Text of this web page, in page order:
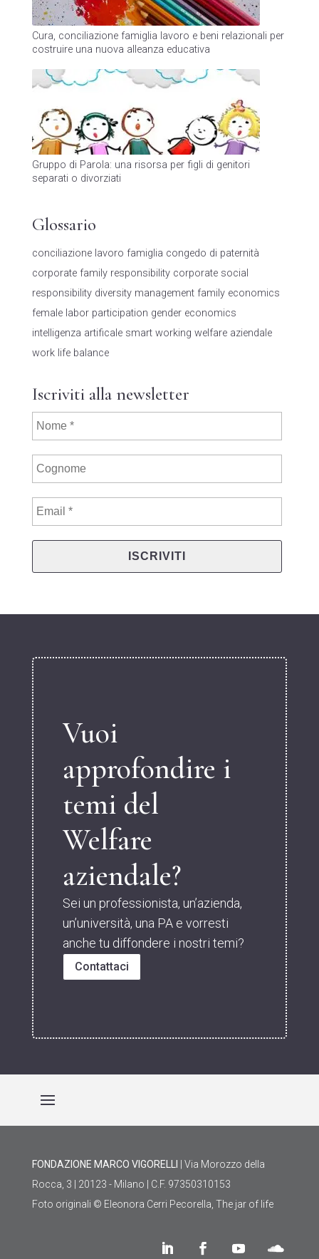
Cura, conciliazione famiglia lavoro e beni relazionali per
costruire una nuova alleanza educativa
Gruppo di Parola: una risorsa per figli di genitori
separati o divorziati
Glossario
conciliazione lavoro famiglia congedo di paternità
corporate family responsibility corporate social
responsibility diversity management family economics
female labor participation gender economics
intelligenza artificale smart working welfare aziendale
work life balance
Iscriviti alla newsletter
Vuoi
approfondire i
temi del
Welfare
aziendale?
Sei un professionista, un’azienda,
un’università, una PA e vorresti
anche tu diffondere i nostri temi?
Contattaci
FONDAZIONE MARCO VIGORELLI
| Via Morozzo della
Rocca, 3 | 20123 - Milano | C.F. 97350310153
Foto originali © Eleonora Cerri Pecorella, The jar of life